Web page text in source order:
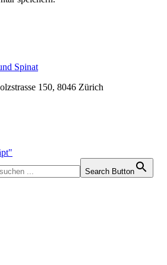
Spinat
150, 8046 Zürich
Search Button